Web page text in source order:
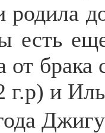
родила
есть
от
г.р) и